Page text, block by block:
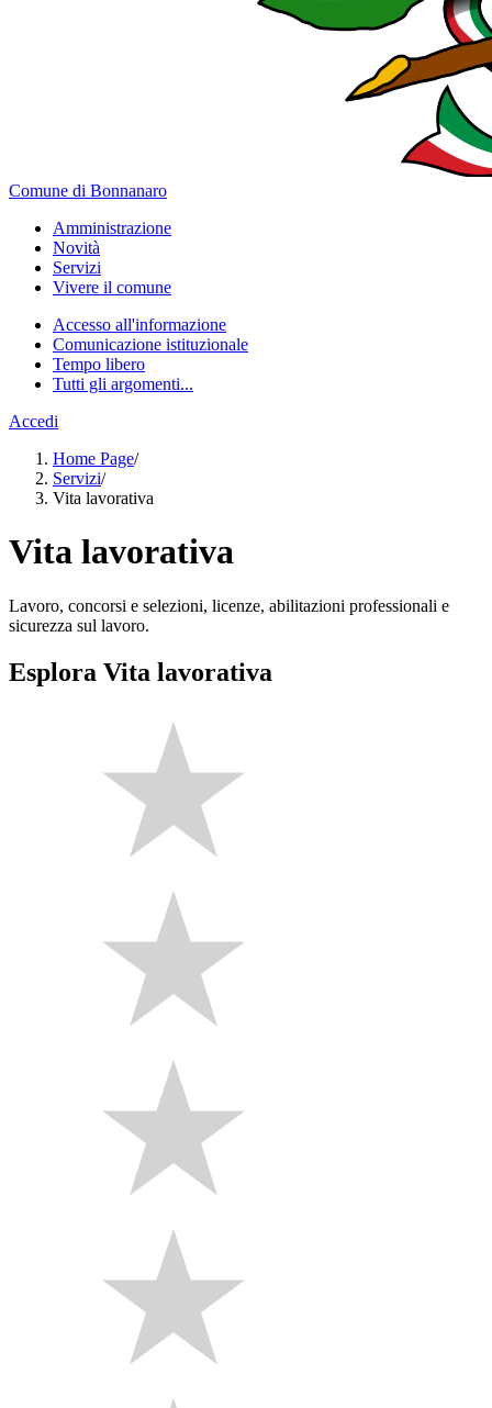
Comune di Bonnanaro
Amministrazione
Novità
Servizi
Vivere il comune
Accesso all'informazione
Comunicazione istituzionale
Tempo libero
Tutti gli argomenti...
Accedi
Home Page/
Servizi/
Vita lavorativa
Vita lavorativa
Lavoro, concorsi e selezioni, licenze, abilitazioni professionali e
sicurezza sul lavoro.
Esplora Vita lavorativa